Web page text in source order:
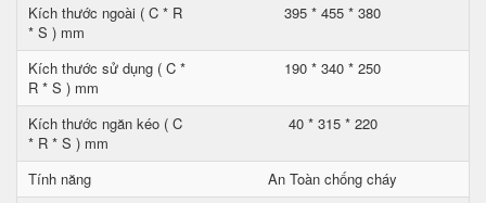
Kích thước ngoài ( C * R
* S ) mm
395 * 455 * 380
Kích thước sử dụng ( C *
R * S ) mm
190 * 340 * 250
Kích thước ngăn kéo ( C
* R * S ) mm
40 * 315 * 220
Tính năng
An Toàn chống cháy